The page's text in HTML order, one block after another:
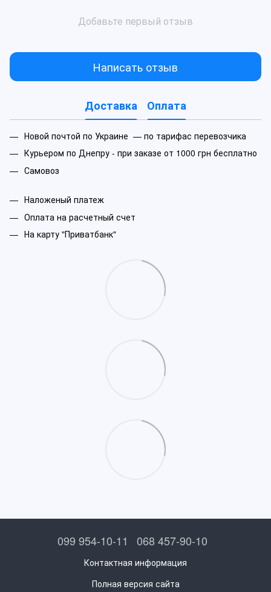
Добавьте первый отзыв
Написать отзыв
Доставка Оплата
Новой почтой по Украине — по тарифас перевозчика
Курьером по Днепру - при заказе от 1000 грн бесплатно
Самовоз
Наложеный платеж
Оплата на расчетный счет
На карту "Приватбанк"
099 954-10-11 068 457-90-10
Контактная информация
Полная версия сайта